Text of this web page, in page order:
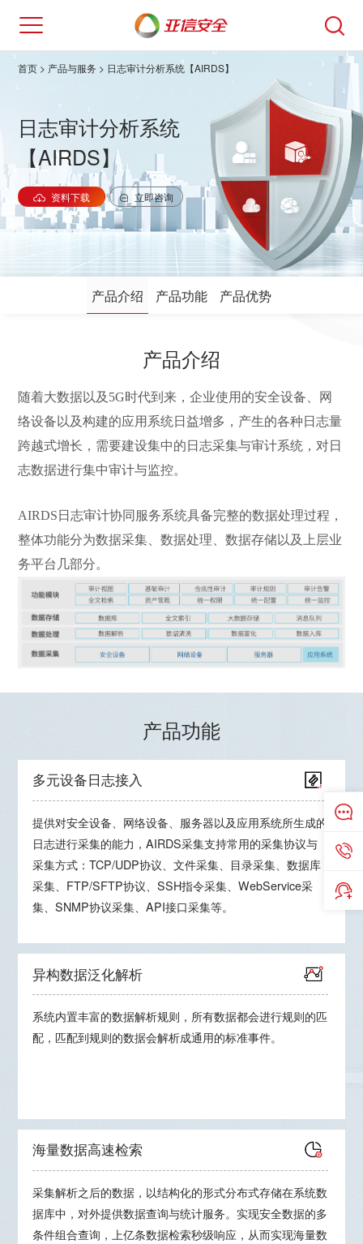
首页 > 产品与服务 > 日志审计分析系统【AIRDS】
日志审计分析系统
【AIRDS】
资料下载 立即咨询
产品介绍 产品功能 产品优势
产品介绍
随着大数据以及5G时代到来，企业使用的安全设备、网
络设备以及构建的应用系统日益增多，产生的各种日志量
跨越式增长，需要建设集中的日志采集与审计系统，对日
志数据进行集中审计与监控。
AIRDS日志审计协同服务系统具备完整的数据处理过程，
整体功能分为数据采集、数据处理、数据存储以及上层业
务平台几部分。
产品功能
多元设备日志接入
提供对安全设备、网络设备、服务器以及应用系统所生成的
日志进行采集的能力，AIRDS采集支持常用的采集协议与
采集方式：TCP/UDP协议、文件采集、目录采集、数据库
采集、FTP/SFTP协议、SSH指令采集、WebService采
集、SNMP协议采集、API接口采集等。
异构数据泛化解析
系统内置丰富的数据解析规则，所有数据都会进行规则的匹
配，匹配到规则的数据会解析成通用的标准事件。
海量数据高速检索
采集解析之后的数据，以结构化的形式分布式存储在系统数
据库中，对外提供数据查询与统计服务。实现安全数据的多
条件组合查询，上亿条数据检索秒级响应，从而实现海量数